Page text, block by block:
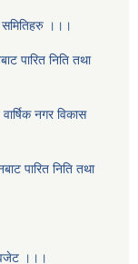
समितिहरु ।।।
पारित निति तथा
नगर विकास
पारित निति तथा
वजेट ।।।